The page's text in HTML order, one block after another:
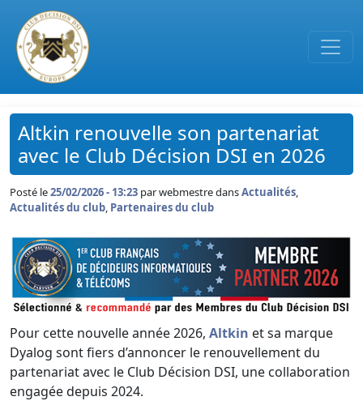
Passer au contenu principal
Altkin renouvelle son partenariat
avec le Club Décision DSI en 2026
Posté le25/02/2026 - 13:23 parwebmestre dansActualités,
Actualités du club, Partenaires du club
Pour cette nouvelle année 2026, Altkin et sa marque
Dyalog sont fiers d’annoncer le renouvellement du
partenariat avec le Club Décision DSI, une collaboration
engagée depuis 2024.